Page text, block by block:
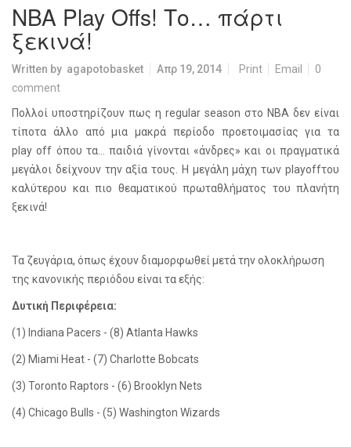
NBA Play Offs! Το… πάρτι
ξεκινά!
Written by agapotobasket Απρ 19, 2014 Print Email
0
comment
Πολλοί υποστηρίζουν πως η regular season στο NBA δεν είναι
τίποτα άλλο από μια μακρά περίοδο προετοιμασίας για τα
playoff όπου τα… παιδιά γίνονται «άνδρες» και οι πραγματικά
μεγάλοι δείχνουν την αξία τους. Η μεγάλη μάχη των playoffτου
καλύτερου και πιο θεαματικού πρωταθλήματος του πλανήτη
ξεκινά!
Τα ζευγάρια, όπως έχουν διαμορφωθεί μετά την ολοκλήρωση
της κανονικής περιόδου είναι τα εξής:
Δυτική Περιφέρεια:
(1) Indiana Pacers - (8) Atlanta Hawks
(2) Miami Heat - (7) Charlotte Bobcats
(3) Toronto Raptors - (6) Brooklyn Nets
(4) Chicago Bulls - (5) Washington Wizards